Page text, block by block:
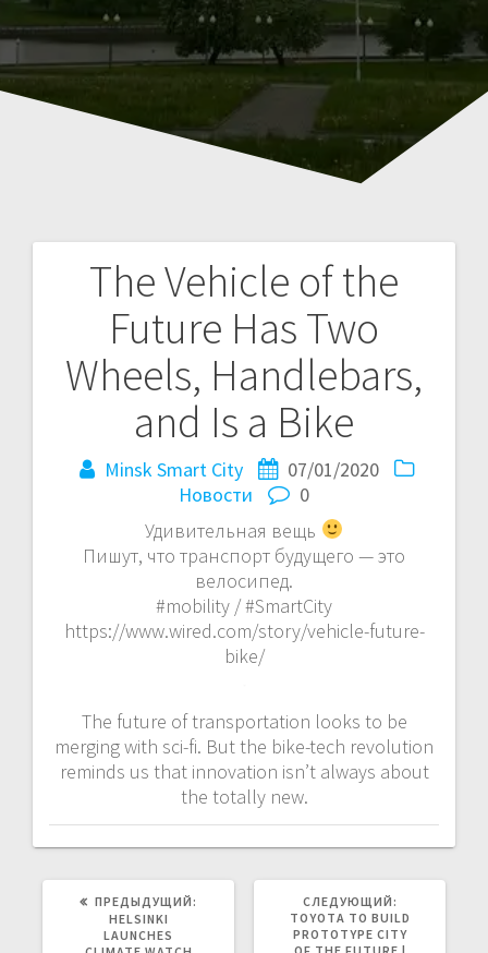
The Vehicle of the
Future Has Two
Wheels, Handlebars,
and Is a Bike
Minsk Smart City
07/01/2020
Новости
0
Удивительная вещь
Пишут, что транспорт будущего — это
велосипед.
#mobility / #SmartCity
https://www.wired.com/story/vehicle-future-
bike/
The future of transportation looks to be
merging with sci-fi. But the bike-tech revolution
reminds us that innovation isn’t always about
the totally new.
Навигация
записям
ПРЕДЫДУЩИЙ:
HELSINKI
LAUNCHES
СЛЕДУЮЩИЙ:
ЗАПИСЬ:
TOYOTA TO BUILD
PROTOTYPE CITY